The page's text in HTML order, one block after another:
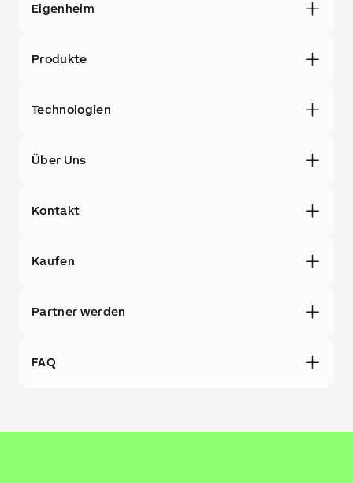
Eigenheim
Produkte
Technologien
Über Uns
Kontakt
Kaufen
Partner werden
FAQ